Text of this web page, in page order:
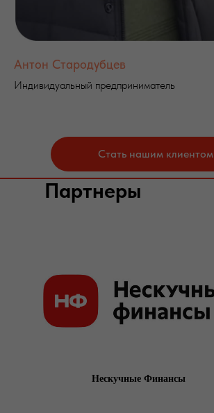
Антон Стародубцев
Индивидуальный предприниматель
Стать нашим клиентом
Партнеры
Нескучные Финансы